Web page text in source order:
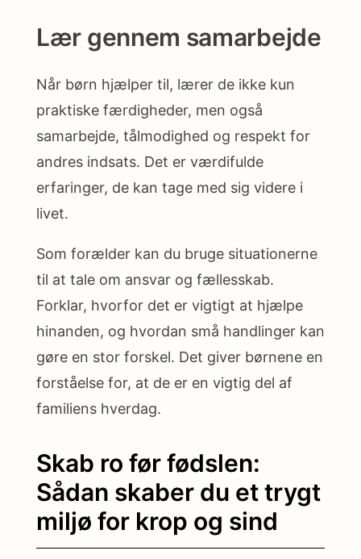
Lær gennem samarbejde
Når børn hjælper til, lærer de ikke kun
praktiske færdigheder, men også
samarbejde, tålmodighed og respekt for
andres indsats. Det er værdifulde
erfaringer, de kan tage med sig videre i
livet.
Som forælder kan du bruge situationerne
til at tale om ansvar og fællesskab.
Forklar, hvorfor det er vigtigt at hjælpe
hinanden, og hvordan små handlinger kan
gøre en stor forskel. Det giver børnene en
forståelse for, at de er en vigtig del af
familiens hverdag.
Skab ro før fødslen:
Sådan skaber du et trygt
miljø for krop og sind